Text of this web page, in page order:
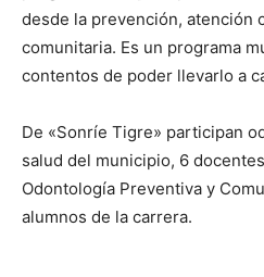
desde la prevención, atención
comunitaria. Es un programa
contentos de poder llevarlo a
De «Sonríe Tigre» participan
salud del municipio, 6
Odontología Preventiva y
alumnos de la carrera.